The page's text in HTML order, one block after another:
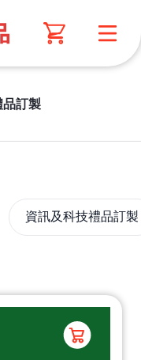
品訂製
資訊及科技禮品訂製